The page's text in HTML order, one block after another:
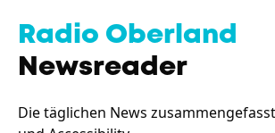
Radio Oberland
Newsreader
Die täglichen News